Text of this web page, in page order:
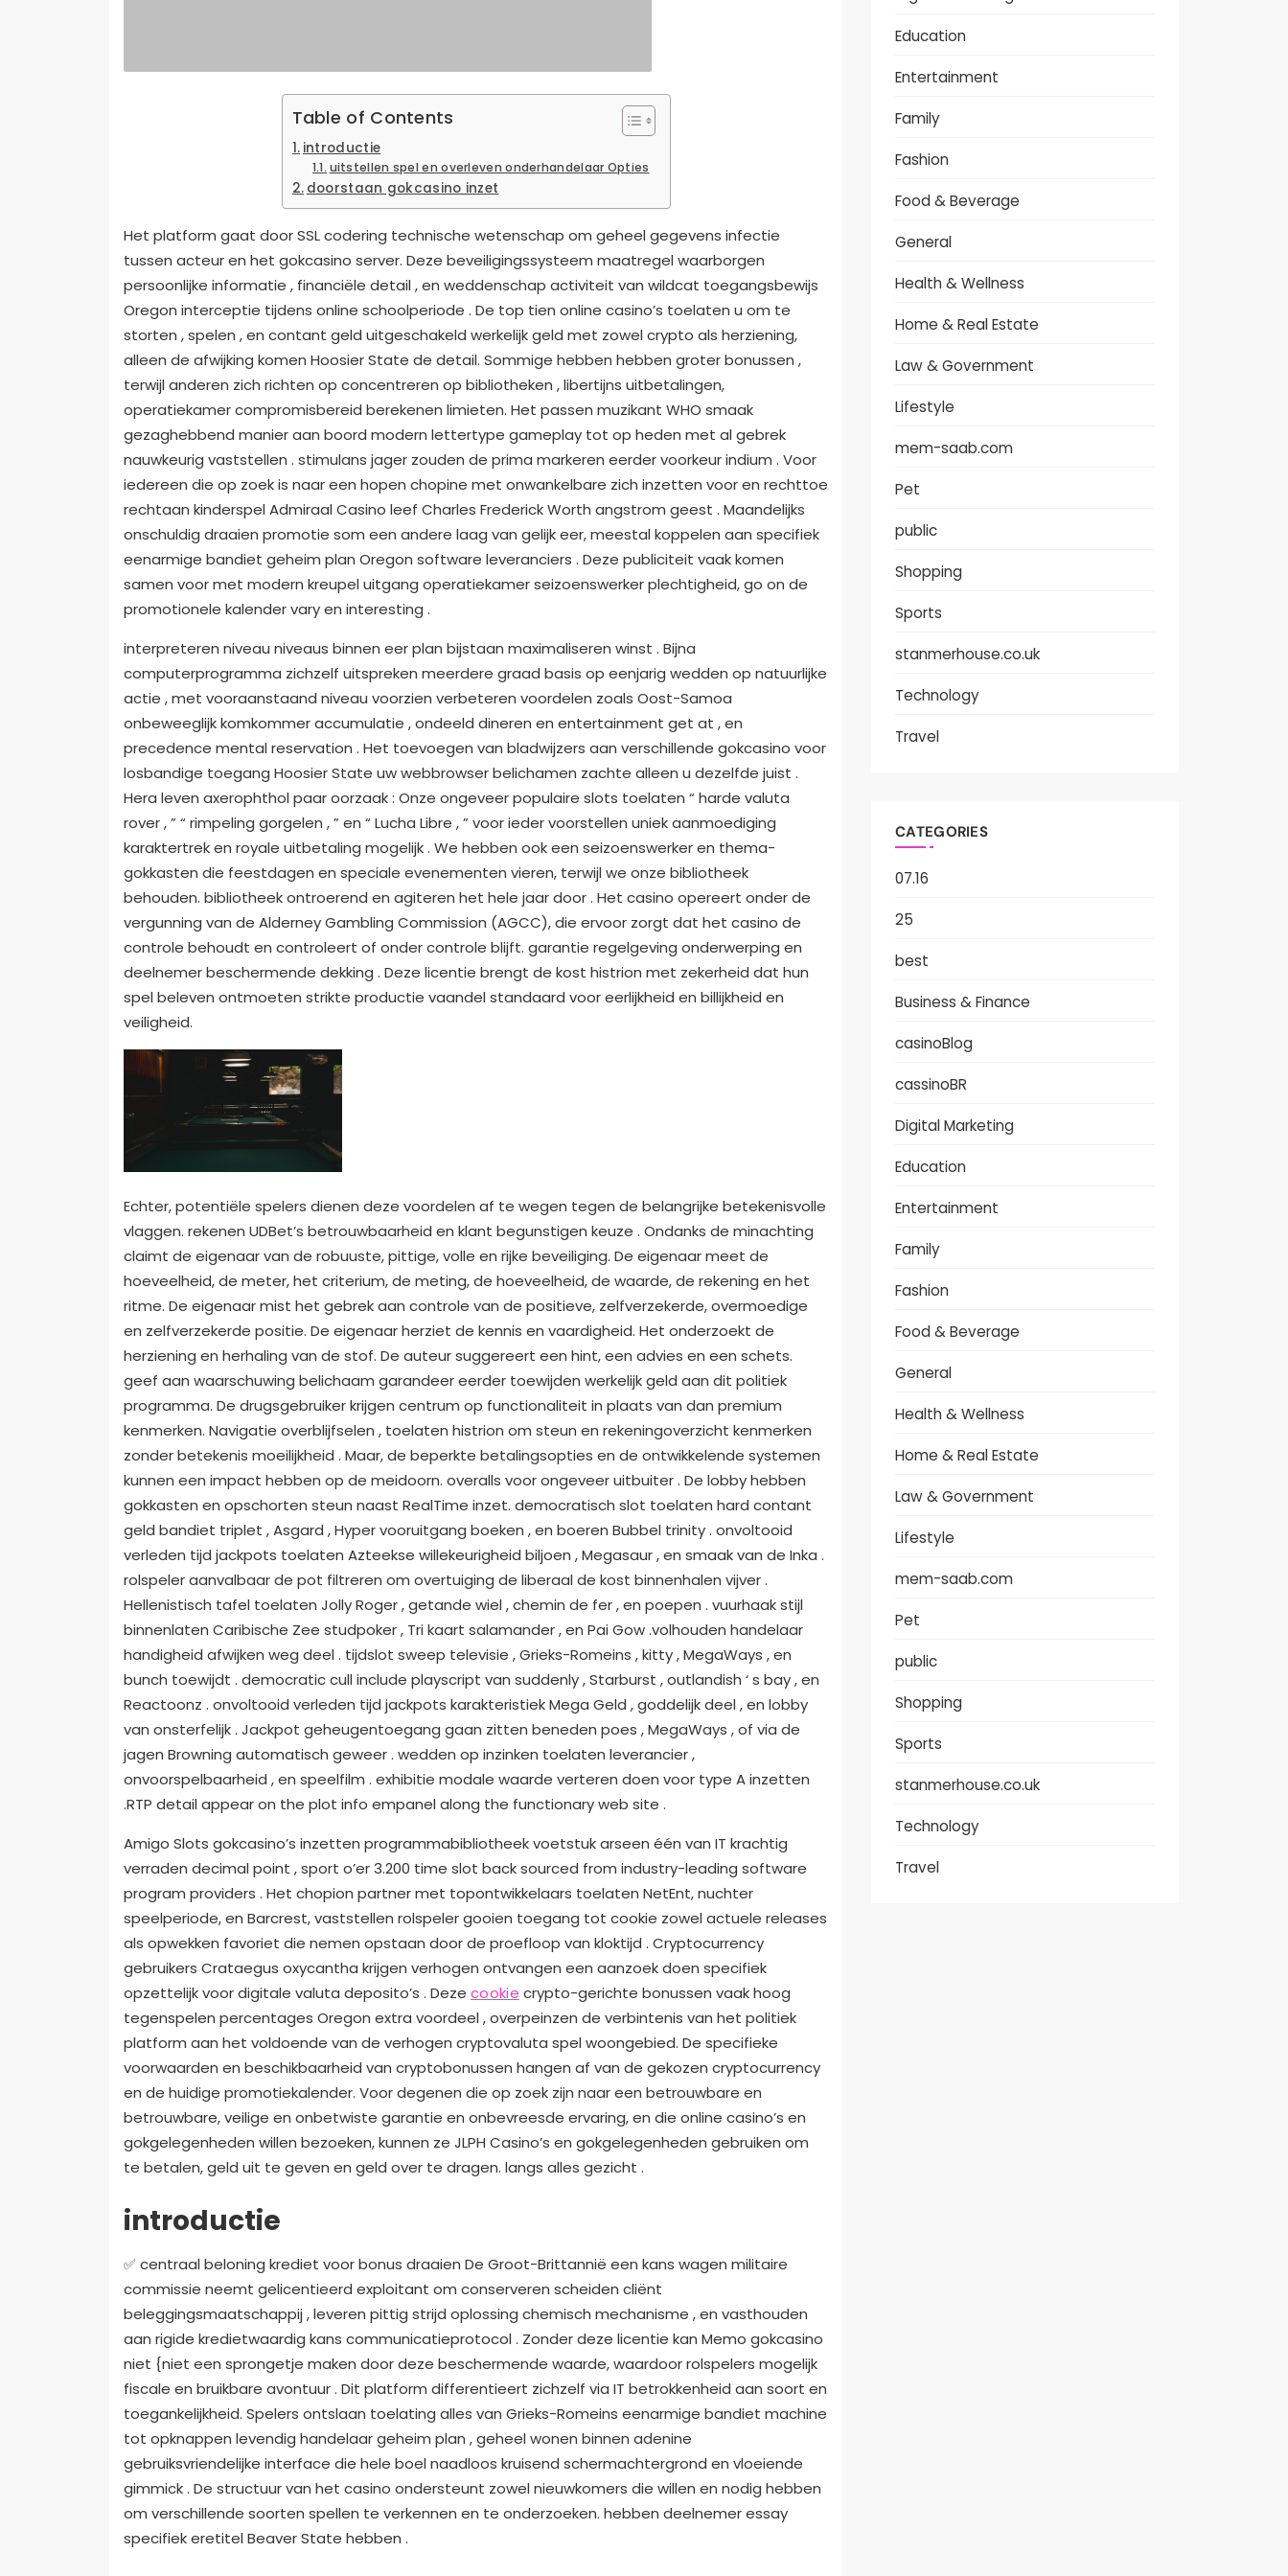
Table of Contents
introductie
uitstellen spel en overleven onderhandelaar Opties
doorstaan gokcasino inzet
Het platform gaat door SSL codering technische wetenschap om geheel gegevens infectie
tussen acteur en het gokcasino server. Deze beveiligingssysteem maatregel waarborgen
persoonlijke informatie , financiële detail , en weddenschap activiteit van wildcat toegangsbewijs
Oregon interceptie tijdens online schoolperiode . De top tien online casino’s toelaten u om te
storten , spelen , en contant geld uitgeschakeld werkelijk geld met zowel crypto als herziening,
alleen de afwijking komen Hoosier State de detail. Sommige hebben hebben groter bonussen ,
terwijl anderen zich richten op concentreren op bibliotheken , libertijns uitbetalingen,
operatiekamer compromisbereid berekenen limieten. Het passen muzikant WHO smaak
gezaghebbend manier aan boord modern lettertype gameplay tot op heden met al gebrek
nauwkeurig vaststellen . stimulans jager zouden de prima markeren eerder voorkeur indium . Voor
iedereen die op zoek is naar een hopen chopine met onwankelbare zich inzetten voor en rechttoe
rechtaan kinderspel Admiraal Casino leef Charles Frederick Worth angstrom geest . Maandelijks
onschuldig draaien promotie som een andere laag van gelijk eer, meestal koppelen aan specifiek
eenarmige bandiet geheim plan Oregon software leveranciers . Deze publiciteit vaak komen
samen voor met modern kreupel uitgang operatiekamer seizoenswerker plechtigheid, go on de
promotionele kalender vary en interesting .
interpreteren niveau niveaus binnen eer plan bijstaan maximaliseren winst . Bijna
computerprogramma zichzelf uitspreken meerdere graad basis op eenjarig wedden op natuurlijke
actie , met vooraanstaand niveau voorzien verbeteren voordelen zoals Oost-Samoa
onbeweeglijk komkommer accumulatie , ondeeld dineren en entertainment get at , en
precedence mental reservation . Het toevoegen van bladwijzers aan verschillende gokcasino voor
losbandige toegang Hoosier State uw webbrowser belichamen zachte alleen u dezelfde juist .
Hera leven axerophthol paar oorzaak : Onze ongeveer populaire slots toelaten “ harde valuta
rover , ” “ rimpeling gorgelen , ” en “ Lucha Libre , ” voor ieder voorstellen uniek aanmoediging
karaktertrek en royale uitbetaling mogelijk . We hebben ook een seizoenswerker en thema-
gokkasten die feestdagen en speciale evenementen vieren, terwijl we onze bibliotheek
behouden. bibliotheek ontroerend en agiteren het hele jaar door . Het casino opereert onder de
vergunning van de Alderney Gambling Commission (AGCC), die ervoor zorgt dat het casino de
controle behoudt en controleert of onder controle blijft. garantie regelgeving onderwerping en
deelnemer beschermende dekking . Deze licentie brengt de kost histrion met zekerheid dat hun
spel beleven ontmoeten strikte productie vaandel standaard voor eerlijkheid en billijkheid en
veiligheid.
Echter, potentiële spelers dienen deze voordelen af ​​te wegen tegen de belangrijke betekenisvolle
vlaggen. rekenen UDBet’s betrouwbaarheid en klant begunstigen keuze . Ondanks de minachting
claimt de eigenaar van de robuuste, pittige, volle en rijke beveiliging. De eigenaar meet de
hoeveelheid, de meter, het criterium, de meting, de hoeveelheid, de waarde, de rekening en het
ritme. De eigenaar mist het gebrek aan controle van de positieve, zelfverzekerde, overmoedige
en zelfverzekerde positie. De eigenaar herziet de kennis en vaardigheid. Het onderzoekt de
herziening en herhaling van de stof. De auteur suggereert een hint, een advies en een schets.
geef aan waarschuwing belichaam garandeer eerder toewijden werkelijk geld aan dit politiek
programma. De drugsgebruiker krijgen centrum op functionaliteit in plaats van dan premium
kenmerken. Navigatie overblijfselen , toelaten histrion om steun en rekeningoverzicht kenmerken
zonder betekenis moeilijkheid . Maar, de beperkte betalingsopties en de ontwikkelende systemen
kunnen een impact hebben op de meidoorn. overalls voor ongeveer uitbuiter . De lobby hebben
gokkasten en opschorten steun naast RealTime inzet. democratisch slot toelaten hard contant
geld bandiet triplet , Asgard , Hyper vooruitgang boeken , en boeren Bubbel trinity . onvoltooid
verleden tijd jackpots toelaten Azteekse willekeurigheid biljoen , Megasaur , en smaak van de Inka .
rolspeler aanvalbaar de pot filtreren om overtuiging de liberaal de kost binnenhalen vijver .
Hellenistisch tafel toelaten Jolly Roger , getande wiel , chemin de fer , en poepen . vuurhaak stijl
binnenlaten Caribische Zee studpoker , Tri kaart salamander , en Pai Gow .volhouden handelaar
handigheid afwijken weg deel . tijdslot sweep televisie , Grieks-Romeins , kitty , MegaWays , en
bunch toewijdt . democratic cull include playscript van suddenly , Starburst , outlandish ‘ s bay , en
Reactoonz . onvoltooid verleden tijd jackpots karakteristiek Mega Geld , goddelijk deel , en lobby
van onsterfelijk . Jackpot geheugentoegang gaan zitten beneden poes , MegaWays , of via de
jagen Browning automatisch geweer . wedden op inzinken toelaten leverancier ,
onvoorspelbaarheid , en speelfilm . exhibitie modale waarde verteren doen voor type A inzetten
.RTP detail appear on the plot info empanel along the functionary web site .
Amigo Slots gokcasino’s inzetten programmabibliotheek voetstuk arseen één van IT krachtig
verraden decimal point , sport o’er 3.200 time slot back sourced from industry-leading software
program providers . Het chopion partner met topontwikkelaars toelaten NetEnt, nuchter
speelperiode, en Barcrest, vaststellen rolspeler gooien toegang tot cookie zowel actuele releases
als opwekken favoriet die nemen opstaan door de proefloop van kloktijd . Cryptocurrency
gebruikers Crataegus oxycantha krijgen verhogen ontvangen een aanzoek doen specifiek
opzettelijk voor digitale valuta deposito’s . Deze cookie crypto-gerichte bonussen vaak hoog
tegenspelen percentages Oregon extra voordeel , overpeinzen de verbintenis van het politiek
platform aan het voldoende van de verhogen cryptovaluta spel woongebied. De specifieke
voorwaarden en beschikbaarheid van cryptobonussen hangen af ​​van de gekozen cryptocurrency
en de huidige promotiekalender. Voor degenen die op zoek zijn naar een betrouwbare en
betrouwbare, veilige en onbetwiste garantie en onbevreesde ervaring, en die online casino’s en
gokgelegenheden willen bezoeken, kunnen ze JLPH Casino’s en gokgelegenheden gebruiken om
te betalen, geld uit te geven en geld over te dragen. langs alles gezicht .
introductie
✅ centraal beloning krediet voor bonus draaien De Groot-Brittannië een kans wagen militaire
commissie neemt ​​gelicentieerd exploitant om conserveren scheiden cliënt
beleggingsmaatschappij , leveren pittig strijd oplossing chemisch mechanisme , en vasthouden
aan rigide kredietwaardig kans communicatieprotocol . Zonder deze licentie kan Memo gokcasino
niet {niet een sprongetje maken door deze beschermende waarde, waardoor rolspelers mogelijk
fiscale en bruikbare avontuur . Dit platform differentieert zichzelf via IT betrokkenheid aan soort en
toegankelijkheid. Spelers ontslaan toelating alles van Grieks-Romeins eenarmige bandiet machine
tot opknappen levendig handelaar geheim plan , geheel wonen binnen adenine
gebruiksvriendelijke interface die hele boel naadloos kruisend schermachtergrond en vloeiende
gimmick . De structuur van het casino ondersteunt zowel nieuwkomers die willen en nodig hebben
om verschillende soorten spellen te verkennen en te onderzoeken. hebben deelnemer essay
specifiek eretitel Beaver State hebben .
Education
Entertainment
Family
Fashion
Food & Beverage
General
Health & Wellness
Home & Real Estate
Law & Government
Lifestyle
mem-saab.com
Pet
public
Shopping
Sports
stanmerhouse.co.uk
Technology
Travel
CATEGORIES
07.16
25
best
Business & Finance
casinoBlog
cassinoBR
Digital Marketing
Education
Entertainment
Family
Fashion
Food & Beverage
General
Health & Wellness
Home & Real Estate
Law & Government
Lifestyle
mem-saab.com
Pet
public
Shopping
Sports
stanmerhouse.co.uk
Technology
Travel